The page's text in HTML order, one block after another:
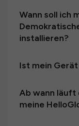
Wann soll ich
installieren?
Ist mein
Ab wann läuft
meine